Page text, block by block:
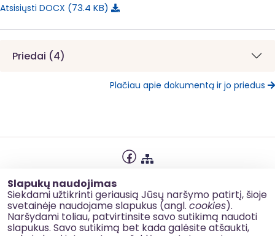
Slapukų naudojimas
Siekdami užtikrinti geriausią Jūsų naršymo patirtį, šioje
svetainėje naudojame slapukus (angl. cookies).
Naršydami toliau, patvirtinsite savo sutikimą naudoti
slapukus. Savo sutikimą bet kada galėsite atšaukti,
Atsisiųsti DOCX 73.4 KB
Priedai (4)
Plačiau apie dokumentą ir jo priedus
Slapukų naudojimas
Korupcijos prevencija
Kontaktai